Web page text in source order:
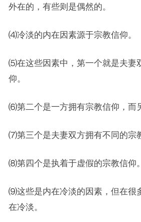
外在的，有些则是偶然的。
⑷冷淡的内在因素源于宗教信仰。
⑸在这些因素中，第一个就是夫妻
仰。
⑹第二个是一方拥有宗教信仰，而
⑺第三个是夫妻双方拥有不同的宗
⑻第四个是执着于虚假的宗教信仰。
⑼这些是内在冷淡的因素，但在很
在冷淡。